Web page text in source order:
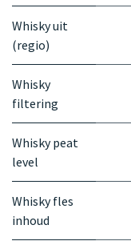
Whisky uit
(regio)
Whisky
filtering
Whisky peat
level
Whisky fles
inhoud